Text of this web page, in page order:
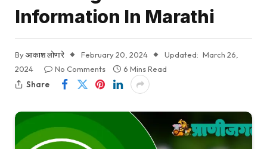
Information In Marathi
Byआकाश लोणारे February 20, 2024 Updated: March 26,
2024
No Comments
6 Mins Read
Share